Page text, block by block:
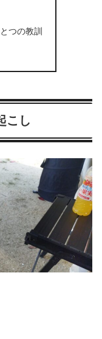
つの教訓
こし